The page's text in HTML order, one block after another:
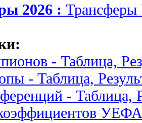
2026 :
- Таблица,
- Таблица,
- Таблица,
УЕФА